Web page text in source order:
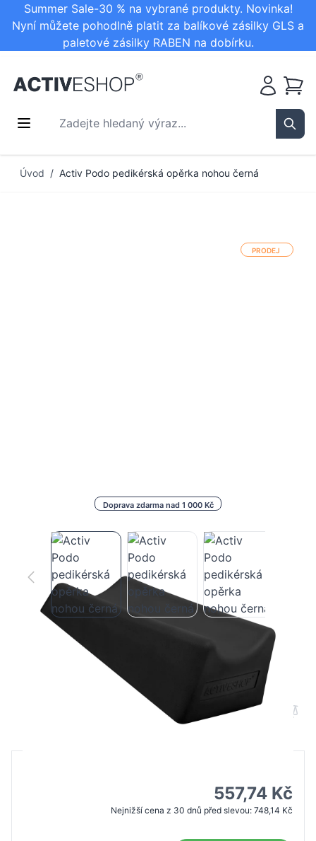
Summer Sale-30 % na vybrané produkty. Novinka!
Nyní můžete pohodlně platit za balíkové zásilky GLS a
paletové zásilky RABEN na dobírku.
Zadejte hledaný výraz...
Košík
Úvod / Activ Podo pedikérská opěrka nohou černá
PRODEJ
Doprava zdarma nad 1 000 Kč
Activ Podo pedikérská opěrka nohou
557,74 Kč
Nejnižší cena z 30 dnů před slevou: 748,14 Kč